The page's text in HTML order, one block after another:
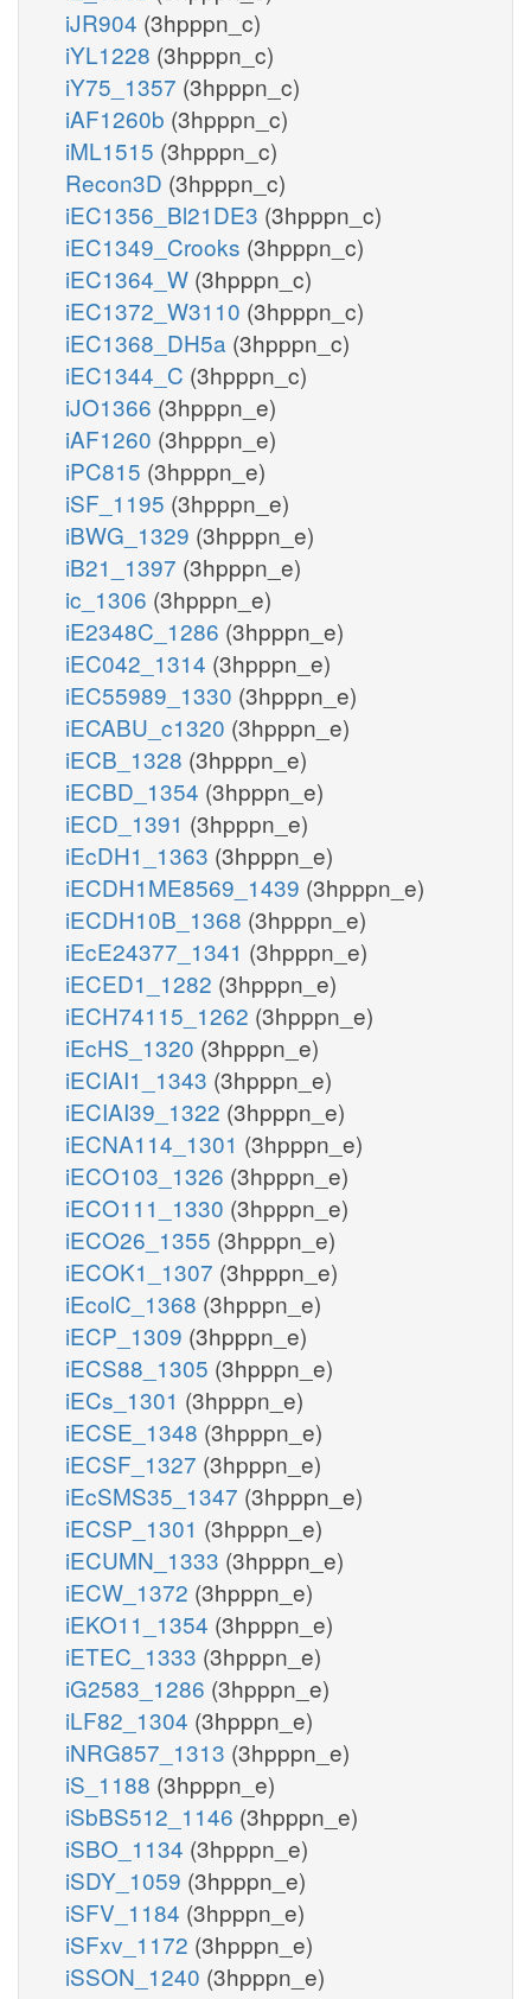
iJR904 (3hpppn_c)
iYL1228 (3hpppn_c)
iY75_1357 (3hpppn_c)
iAF1260b (3hpppn_c)
iML1515 (3hpppn_c)
Recon3D (3hpppn_c)
iEC1356_Bl21DE3 (3hpppn_c)
iEC1349_Crooks (3hpppn_c)
iEC1364_W (3hpppn_c)
iEC1372_W3110 (3hpppn_c)
iEC1368_DH5a (3hpppn_c)
iEC1344_C (3hpppn_c)
iJO1366 (3hpppn_e)
iAF1260 (3hpppn_e)
iPC815 (3hpppn_e)
iSF_1195 (3hpppn_e)
iBWG_1329 (3hpppn_e)
iB21_1397 (3hpppn_e)
ic_1306 (3hpppn_e)
iE2348C_1286 (3hpppn_e)
iEC042_1314 (3hpppn_e)
iEC55989_1330 (3hpppn_e)
iECABU_c1320 (3hpppn_e)
iECB_1328 (3hpppn_e)
iECBD_1354 (3hpppn_e)
iECD_1391 (3hpppn_e)
iEcDH1_1363 (3hpppn_e)
iECDH1ME8569_1439 (3hpppn_e)
iECDH10B_1368 (3hpppn_e)
iEcE24377_1341 (3hpppn_e)
iECED1_1282 (3hpppn_e)
iECH74115_1262 (3hpppn_e)
iEcHS_1320 (3hpppn_e)
iECIAI1_1343 (3hpppn_e)
iECIAI39_1322 (3hpppn_e)
iECNA114_1301 (3hpppn_e)
iECO103_1326 (3hpppn_e)
iECO111_1330 (3hpppn_e)
iECO26_1355 (3hpppn_e)
iECOK1_1307 (3hpppn_e)
iEcolC_1368 (3hpppn_e)
iECP_1309 (3hpppn_e)
iECS88_1305 (3hpppn_e)
iECs_1301 (3hpppn_e)
iECSE_1348 (3hpppn_e)
iECSF_1327 (3hpppn_e)
iEcSMS35_1347 (3hpppn_e)
iECSP_1301 (3hpppn_e)
iECUMN_1333 (3hpppn_e)
iECW_1372 (3hpppn_e)
iEKO11_1354 (3hpppn_e)
iETEC_1333 (3hpppn_e)
iG2583_1286 (3hpppn_e)
iLF82_1304 (3hpppn_e)
iNRG857_1313 (3hpppn_e)
iS_1188 (3hpppn_e)
iSbBS512_1146 (3hpppn_e)
iSBO_1134 (3hpppn_e)
iSDY_1059 (3hpppn_e)
iSFV_1184 (3hpppn_e)
iSFxv_1172 (3hpppn_e)
iSSON_1240 (3hpppn_e)